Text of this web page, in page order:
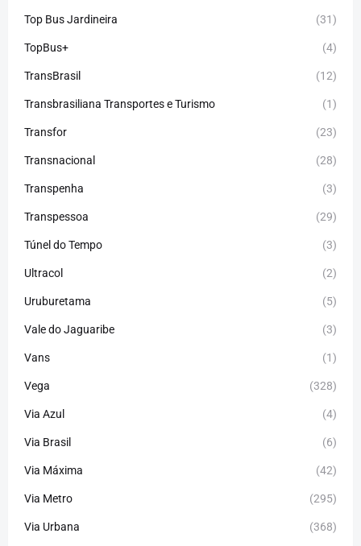
Top Bus Jardineira (31)
TopBus+ (4)
TransBrasil (12)
Transbrasiliana Transportes e Turismo (1)
Transfor (23)
Transnacional (28)
Transpenha (3)
Transpessoa (29)
Túnel do Tempo (3)
Ultracol (2)
Uruburetama (5)
Vale do Jaguaribe (3)
Vans (1)
Vega (328)
Via Azul (4)
Via Brasil (6)
Via Máxima (42)
Via Metro (295)
Via Urbana (368)